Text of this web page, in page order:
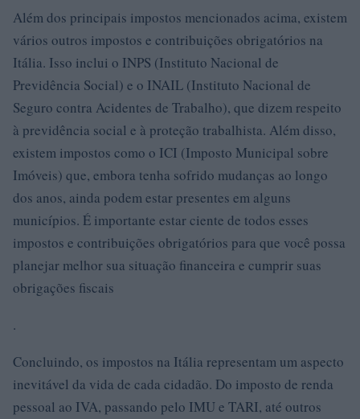
Além dos principais impostos mencionados acima, existem
vários outros impostos e contribuições obrigatórios na
Itália. Isso inclui o INPS (Instituto Nacional de
Previdência Social) e o INAIL (Instituto Nacional de
Seguro contra Acidentes de Trabalho), que dizem respeito
à previdência social e à proteção trabalhista. Além disso,
existem impostos como o ICI (Imposto Municipal sobre
Imóveis) que, embora tenha sofrido mudanças ao longo
dos anos, ainda podem estar presentes em alguns
municípios. É importante estar ciente de todos esses
impostos e contribuições obrigatórios para que você possa
planejar melhor sua situação financeira e cumprir suas
obrigações fiscais
.
Concluindo, os impostos na Itália representam um aspecto
inevitável da vida de cada cidadão. Do imposto de renda
pessoal ao IVA, passando pelo IMU e TARI, até outros